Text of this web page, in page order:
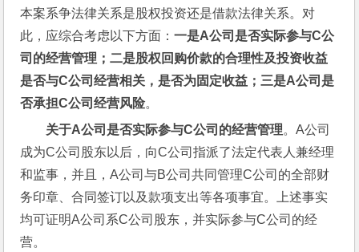
本案系争法律关系是股权投资还是借款法律关系。对
此，应综合考虑以下方面：一是A公司是否实际参与C公
司的经营管理；二是股权回购价款的合理性及投资收益
是否与C公司经营相关，是否为固定收益；三是A公司是
否承担C公司经营风险。
关于A公司是否实际参与C公司的经营管理。A公司
成为C公司股东以后，向C公司指派了法定代表人兼经理
和监事，并且，A公司与B公司共同管理C公司的全部财
务印章、合同签订以及款项支出等各项事宜。上述事实
均可证明A公司系C公司股东，并实际参与C公司的经
营。